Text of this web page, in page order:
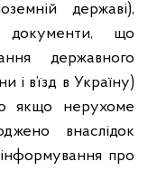
державі),
документи, що
державного
і в’їзд в Україну)
якщо нерухоме
внаслідок
про